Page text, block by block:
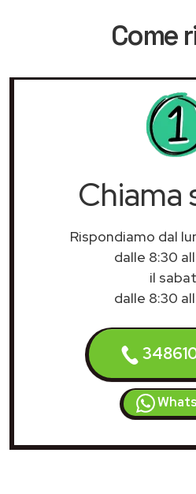
Come
Chiama
Rispondiamo dal
dalle 8:30
il
dalle 8:30